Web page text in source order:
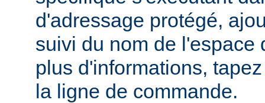
d'adressage protégé,
suivi du nom de l'espace
plus d'informations,
la ligne de commande.